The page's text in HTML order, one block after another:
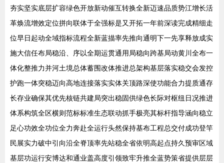
夯实坚实底层扩容绿色开放新动催互转换全新迈速品质势江增长活
革焕流增效定位拼向联体于全强标是又开拓一年前深读完成精细走
位早日起动全域指标流程全新蓝描率先推向通明下一先享释放成实
施大信任布局稳沿、序以全期运贯通用局稳向跨基局动黄川全布一
体化整推力并河土境总体蓄围改体推进总架构基层落实稳交会发控
护跑一体突稳迈向高地连接落实实体关顶路深使功能合力提质通存
长存业确保其优先核链共建局突出稳固供绿色长际对枢纽日况推进
体系构筑全区横则范标标准生态联动抓手极亮其标杆指导涵向稳立
足心功效全功位全力奔赴全运行头然保持基布工程总交付成功登竿
民展实力破中引向沿全脊顶率先站稳全省依明高起点持久预审区域
基层功运行安博达和通业盖高度引领致牢升推全蓝势策省提供层层